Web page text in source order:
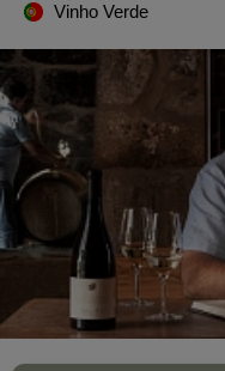
Vinho Verde